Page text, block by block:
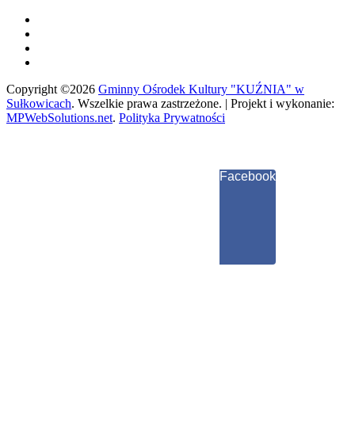
Copyright ©2026 Gminny Ośrodek Kultury "KUŹNIA" w
Sułkowicach. Wszelkie prawa zastrzeżone. | Projekt i wykonanie:
MPWebSolutions.net. Polityka Prywatności
Facebook